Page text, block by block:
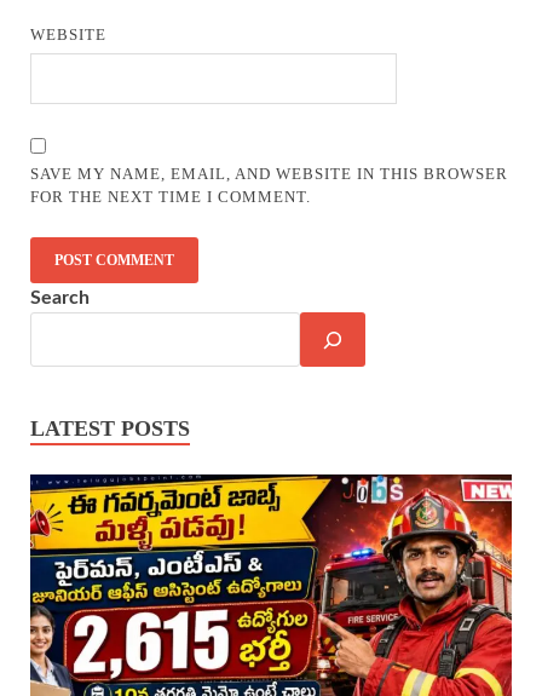
WEBSITE
SAVE MY NAME, EMAIL, AND WEBSITE IN THIS BROWSER
FOR THE NEXT TIME I COMMENT.
Search
LATEST POSTS